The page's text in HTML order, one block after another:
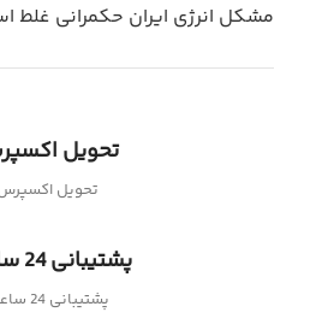
مشکل انرژی ایران حکمرانی غلط
تحویل
تحویل
پشتیبانی 24 ساعته
پشتیبانی 24 ساعته